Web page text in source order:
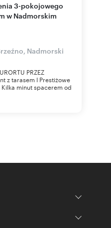
w Nadmorskim
Nadmorski
PRZEZ
z tarasem I Prestiżowe
minut spacerem od